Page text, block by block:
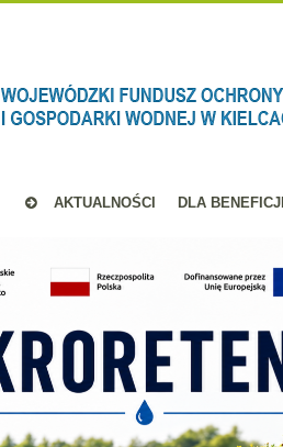
AKTUALNOŚCI DLA